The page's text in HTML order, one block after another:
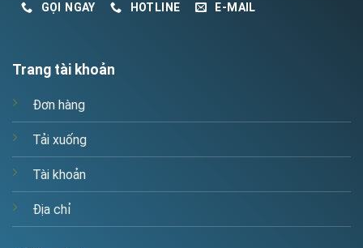
GỌI NGAY HOTLINE E-MAIL
Trang tài khoản
Đơn hàng
Tải xuống
Tài khoản
Địa chỉ